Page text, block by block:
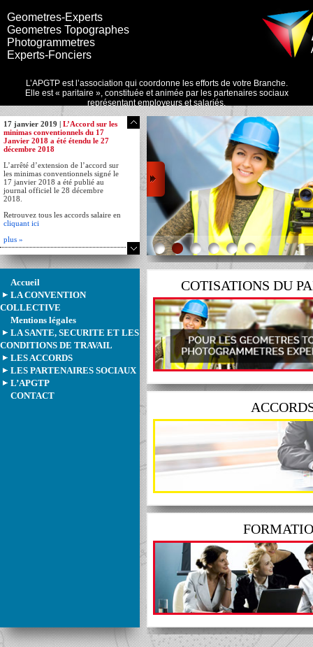
Geometres-Experts
Geometres Topographes
Photogrammetres
Experts-Fonciers
L’APGTP est l’association qui coordonne les efforts de votre Branche.
Elle est « paritaire », constituée et animée par les partenaires sociaux
représentant employeurs et salariés.
17 janvier 2019 | L’Accord sur les
minimas conventionnels du 17
Janvier 2018 a été étendu le 27
décembre 2018
L’arrêté d’extension de l’accord sur
les minimas conventionnels signé le
17 janvier 2018 a été publié au
journal officiel le 28 décembre
2018.
Retrouvez tous les accords salaire en
cliquant ici
plus »
Accueil
LA CONVENTION
COLLECTIVE
Mentions légales
LA SANTE, SECURITE ET LES
CONDITIONS DE TRAVAIL
LES ACCORDS
LES PARTENAIRES SOCIAUX
L’APGTP
CONTACT
COTISATIONS DU
POUR LES GEOMETRES
PHOTOGRAMMETRES
,
concrets et publics des négociations
sociaux ...
Une mission majeure de l’APGTP
d’évoluertout au long devotre